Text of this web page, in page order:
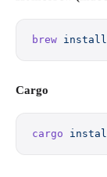
brew install
Cargo
cargo